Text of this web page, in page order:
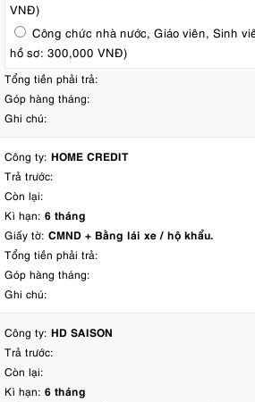
VNĐ)
Công chức nhà nước, Giáo viên, Sinh
hồ sơ: 300,000 VNĐ)
Tổng tiền phải trả:
Góp hàng tháng:
Ghi chú:
Công ty: HOME CREDIT
Trả trước:
Còn lại:
Kì hạn: 6 tháng
Giấy tờ: CMND + Bằng lái xe / hộ khẩu.
Tổng tiền phải trả:
Góp hàng tháng:
Ghi chú:
Công ty: HD SAISON
Trả trước:
Còn lại:
Kì hạn: 6 tháng